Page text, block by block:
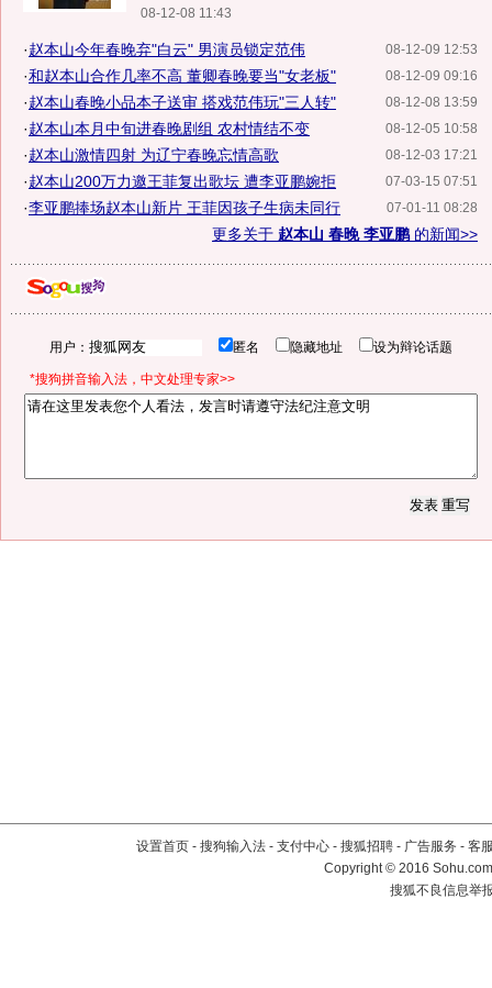
08-12-08 11:43
08-12-09 12:53
·赵本山今年春晚弃"白云" 男演员锁定范伟
08-12-09 09:16
·和赵本山合作几率不高 董卿春晚要当"女老板"
08-12-08 13:59
·赵本山春晚小品本子送审 搭戏范伟玩"三人转"
08-12-05 10:58
·赵本山本月中旬进春晚剧组 农村情结不变
08-12-03 17:21
·赵本山激情四射 为辽宁春晚忘情高歌
07-03-15 07:51
·赵本山200万力邀王菲复出歌坛 遭李亚鹏婉拒
07-01-11 08:28
·李亚鹏捧场赵本山新片 王菲因孩子生病未同行
更多关于 赵本山 春晚 李亚鹏的新闻>>
用户： 匿名 隐藏地址 设为辩论话题
*搜狗拼音输入法，中文处理专家>>
设置首页 - 搜狗输入法 - 支付中心 - 搜狐招聘 - 广告服务 - 客
Copyright©2016
搜狐不良信息举